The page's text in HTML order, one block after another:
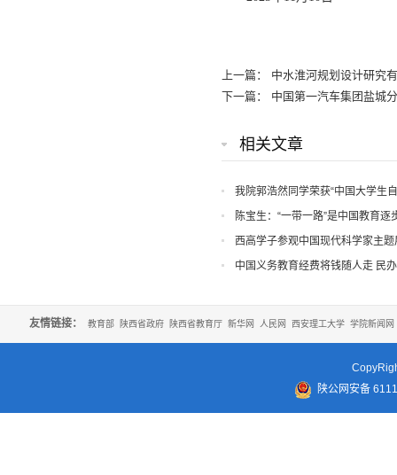
上一篇： 中水淮河规划设计研究
下一篇： 中国第一汽车集团盐城
相关文章
我院郭浩然同学荣获“中国大学生
荣誉陈宝生：“一带一路”是中国教育
西高学子参观中国现代科学家主题
中国义务教育经费将钱随人走 民
友情链接： 教育部 陕西省政府 陕西省教育厅 新华网 人民网 西安理工大学 学院新闻网
陕公网安备